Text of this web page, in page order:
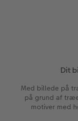
Art
Dit
Med billede på
på grund af
motiver med